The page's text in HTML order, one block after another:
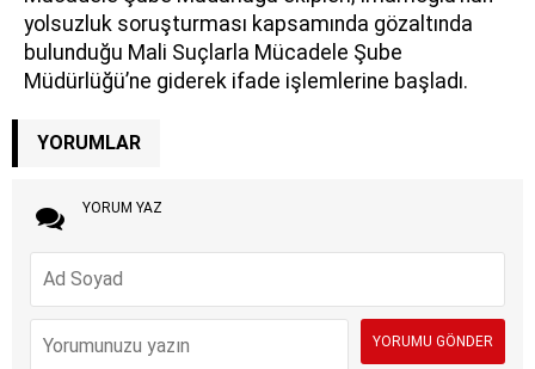
yolsuzluk soruşturması kapsamında gözaltında
bulunduğu Mali Suçlarla Mücadele Şube
Müdürlüğü’ne giderek ifade işlemlerine başladı.
YORUMLAR
YORUM YAZ